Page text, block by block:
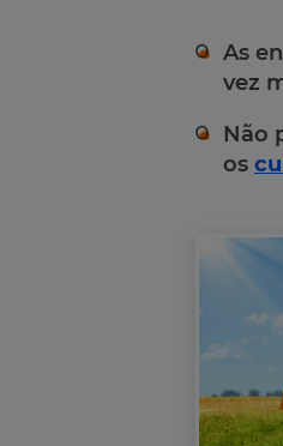
As
vez
Não
os